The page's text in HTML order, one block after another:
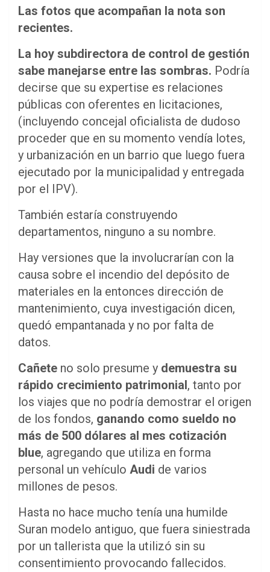
Las fotos que acompañan la nota son
recientes.
La hoy subdirectora de control de gestión
sabe manejarse entre las sombras. Podría
decirse que su expertise es relaciones
públicas con oferentes en licitaciones,
(incluyendo concejal oficialista de dudoso
proceder que en su momento vendía lotes,
y urbanización en un barrio que luego fuera
ejecutado por la municipalidad y entregada
por el IPV).
También estaría construyendo
departamentos, ninguno a su nombre.
Hay versiones que la involucrarían con la
causa sobre el incendio del depósito de
materiales en la entonces dirección de
mantenimiento, cuya investigación dicen,
quedó empantanada y no por falta de
datos.
Cañete no solo presume y demuestra su
rápido crecimiento patrimonial, tanto por
los viajes que no podría demostrar el origen
de los fondos, ganando como sueldo no
más de 500 dólares al mes cotización
blue, agregando que utiliza en forma
personal un vehículo Audi de varios
millones de pesos.
Hasta no hace mucho tenía una humilde
Suran modelo antiguo, que fuera siniestrada
por un tallerista que la utilizó sin su
consentimiento provocando fallecidos.